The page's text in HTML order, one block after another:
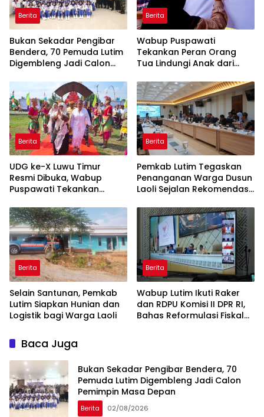
Berita
‎Bukan Sekadar Pengibar
Bendera, 70 Pemuda Lutim
Digembleng Jadi Calon
Berita
Wabup Puspawati
Tekankan Peran Orang
Tua Lindungi Anak dari
Gawai
Berita
UDG ke-X Luwu Timur
Resmi Dibuka, Wabup
Puspawati Tekankan
Berita
Pemkab Lutim Tegaskan
Penanganan Warga Dusun
Laoli Sejalan Rekomendasi
Berita
Selain Santunan, Pemkab
Lutim Siapkan Hunian dan
Logistik bagi Warga Laoli
Berita
Wabup Lutim Ikuti Raker
dan RDPU Komisi II DPR RI,
Bahas Reformulasi Fiskal
Baca Juga
‎Bukan Sekadar Pengibar Bendera, 70
Pemuda Lutim Digembleng Jadi Calon
Pemimpin Masa Depan
Berita 02/08/2026